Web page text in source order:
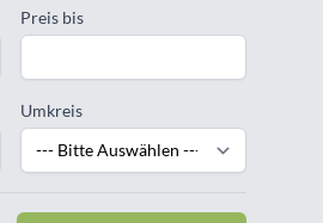
Preis bis
Umkreis